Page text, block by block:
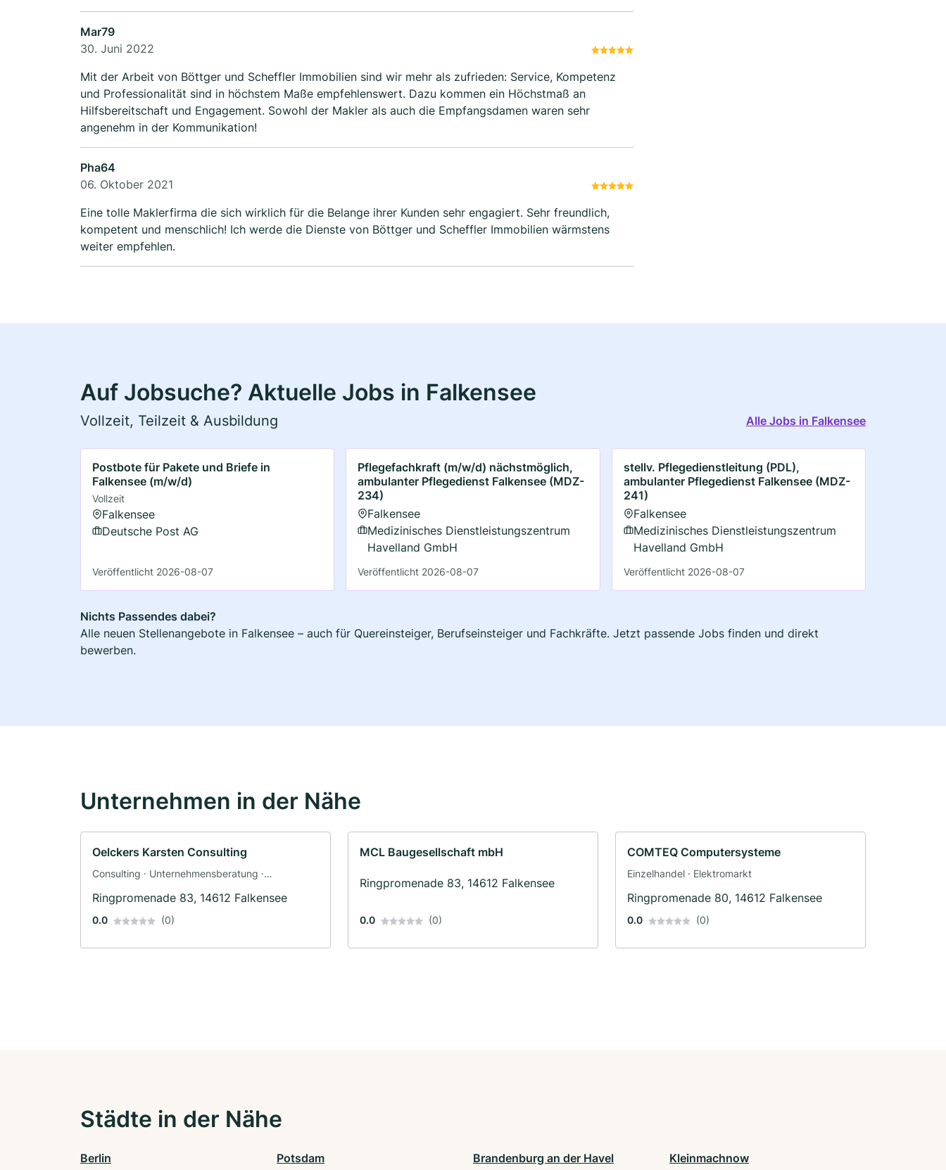
Mar79
30. Juni 2022
Mit der Arbeit von Böttger und Scheffler Immobilien sind wir mehr als zufrieden: Service, Kompetenz
und Professionalität sind in höchstem Maße empfehlenswert. Dazu kommen ein Höchstmaß an
Hilfsbereitschaft und Engagement. Sowohl der Makler als auch die Empfangsdamen waren sehr
angenehm in der Kommunikation!
Pha64
06. Oktober 2021
Eine tolle Maklerfirma die sich wirklich für die Belange ihrer Kunden sehr engagiert. Sehr freundlich,
kompetent und menschlich! Ich werde die Dienste von Böttger und Scheffler Immobilien wärmstens
weiter empfehlen.
Auf Jobsuche? Aktuelle Jobs in Falkensee
Vollzeit, Teilzeit & Ausbildung Alle Jobs in Falkensee
Postbote für Pakete und Briefe in
Falkensee (m/w/d)
Vollzeit
Falkensee
Deutsche Post AG
Veröffentlicht 2026-08-07
Pflegefachkraft (m/w/d) nächstmöglich,
ambulanter Pflegedienst Falkensee (MDZ-
234)
Falkensee
Medizinisches Dienstleistungszentrum
Havelland GmbH
Veröffentlicht 2026-08-07
stellv. Pflegedienstleitung (PDL),
ambulanter Pflegedienst Falkensee (MDZ-
241)
Falkensee
Medizinisches Dienstleistungszentrum
Havelland GmbH
Veröffentlicht 2026-08-07
Nichts Passendes dabei?
Alle neuen Stellenangebote in Falkensee – auch für Quereinsteiger, Berufseinsteiger und Fachkräfte. Jetzt passende Jobs finden und direkt
bewerben.
Unternehmen in der Nähe
Oelckers Karsten Consulting
Consulting · Unternehmensberatung ·
Ringpromenade 83, 14612 Falkensee
0.0 (0)
MCL Baugesellschaft mbH
Ringpromenade 83, 14612 Falkensee
0.0 (0)
COMTEQ Computersysteme
Einzelhandel · Elektromarkt
Ringpromenade 80, 14612 Falkensee
0.0 (0)
Städte in der Nähe
Berlin Potsdam Brandenburg an der Havel Kleinmachnow